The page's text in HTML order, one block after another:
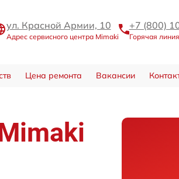
ул. Красной Армии, 10
Адрес сервисного центра Mimaki
+7 (800)
Горячая линия
Цена ремонта Вакансии